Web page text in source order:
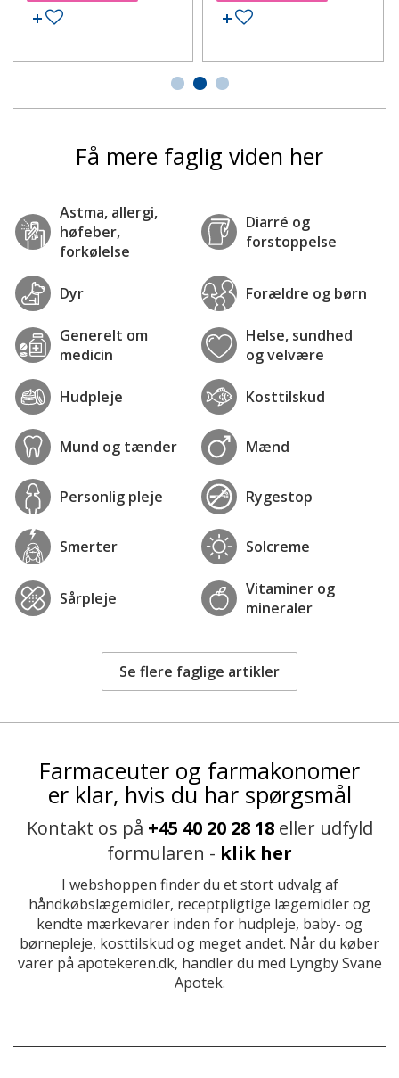
Tilføj til ønskeseddel
Tilføj til ønskeseddel
Få mere faglig viden her
Astma, allergi,
høfeber,
forkølelse
Diarré og
forstoppelse
Dyr Forældre og børn
Generelt om
medicin
Helse, sundhed
og velvære
Hudpleje Kosttilskud
Mund og tænder Mænd
Personlig pleje Rygestop
Smerter Solcreme
Sårpleje
Vitaminer og
mineraler
Se flere faglige artikler
Farmaceuter og farmakonomer
er klar, hvis du har spørgsmål
Kontakt os på +45 40 20 28 18eller udfyld
formularen - klik her
I webshoppen finder du et stort udvalg af
håndkøbslægemidler, receptpligtige lægemidler og
kendte mærkevarer inden for hudpleje, baby- og
børnepleje, kosttilskud og meget andet. Når du køber
varer på apotekeren.dk, handler du med Lyngby Svane
Apotek.